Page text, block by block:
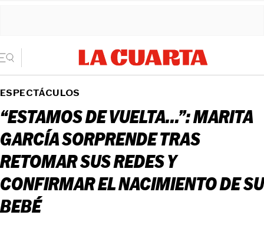
ESPECTÁCULOS
“ESTAMOS DE VUELTA...”: MARITA
GARCÍA SORPRENDE TRAS
RETOMAR SUS REDES Y
CONFIRMAR EL NACIMIENTO DE SU
BEBÉ